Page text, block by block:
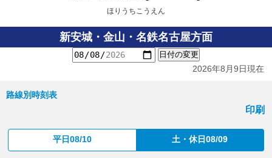
ほりうちこうえん
新安城・金山・名鉄名古屋方面
日付の変更
2026年8月9日現在
路線別時刻表
印刷
平日08/10 土・休日08/09